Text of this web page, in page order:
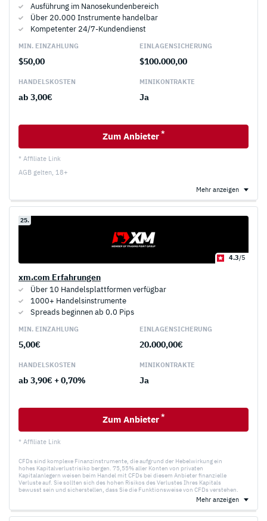
Ausführung im Nanosekundenbereich
Über 20.000 Instrumente handelbar
Kompetenter 24/7-Kundendienst
MIN. EINZAHLUNG
$50,00
EINLAGEN­SICHERUNG
$100.000,00
HANDELS­KOSTEN
ab 3,00€
MINI­KONTRAKTE
Ja
Zum Anbieter *
* Affiliate Link
AGB gelten, 18+
Mehr anzeigen
25.
4.3/5
xm.com Erfahrungen
Über 10 Handelsplattformen verfügbar
1000+ Handelsinstrumente
Spreads beginnen ab 0.0 Pips
MIN. EINZAHLUNG
5,00€
EINLAGEN­SICHERUNG
20.000,00€
HANDELS­KOSTEN
ab 3,90€ + 0,70%
MINI­KONTRAKTE
Ja
Zum Anbieter *
* Affiliate Link
CFDs sind komplexe Finanzinstrumente, die aufgrund der Hebelwirkung ein
hohes Kapitalverlustrisiko bergen. 75,55% aller Konten von privaten
Kapitalanlegern weisen beim Handel mit CFDs bei diesem Anbieter finanzielle
Verluste auf. Sie sollten sich des hohen Risikos des Verlustes Ihres Kapitals
bewusst sein und sicherstellen, dass Sie die Funktionsweise von CFDs verstehen.
Mehr anzeigen